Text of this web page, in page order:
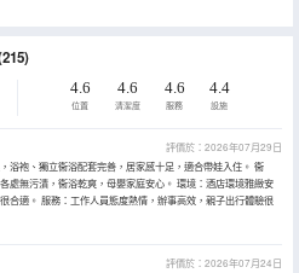
4.6
位置
4.6
清潔度
4.6
服務
4.4
設施
評價於：2026年07月29日
浴袍、獨立衞浴配套完善，居家感十足，適合帶娃入住。 衞
處無污漬，衞浴乾爽，母嬰家庭安心。 環境：酒店環境雅緻安
合適。 服務：工作人員態度熱情，辦事高效，親子出行體驗很
評價於：2026年07月24日